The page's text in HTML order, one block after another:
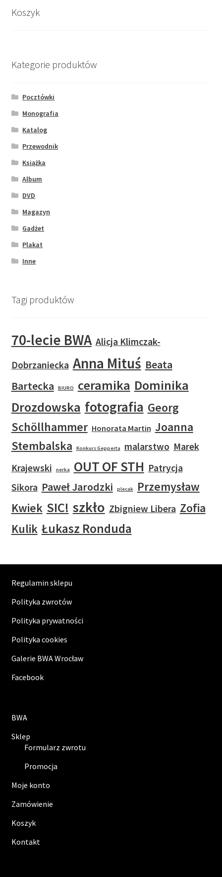
Koszyk
Kategorie produktów
Pocztówki
Monografia
Katalog
Przewodnik
Książka
Album
DVD
Magazyn
Gadżet
Plakat
Inne
Tagi produktów
70-lecie BWA Alicja Klimczak-
Dobrzaniecka Anna Mituś Beata
Bartecka
BIURO ceramika Dominika
Drozdowska fotografia Georg
Schöllhammer Honorata Martin Joanna
Stembalska
Konkurs Gepperta malarstwo Marek
Krajewski
nerka OUT OF STH Patrycja
Sikora Paweł Jarodzki plecak
Przemysław
Kwiek SIC! szkło Zbigniew Libera Zofia
Kulik Łukasz Ronduda
Regulamin sklepu
Polityka zwrotów
Polityka prywatności
Polityka cookies
Galerie BWA Wrocław
Facebook
BWA
Sklep
Formularz zwrotu
Promocja
Moje konto
Zamówienie
Koszyk
Kontakt